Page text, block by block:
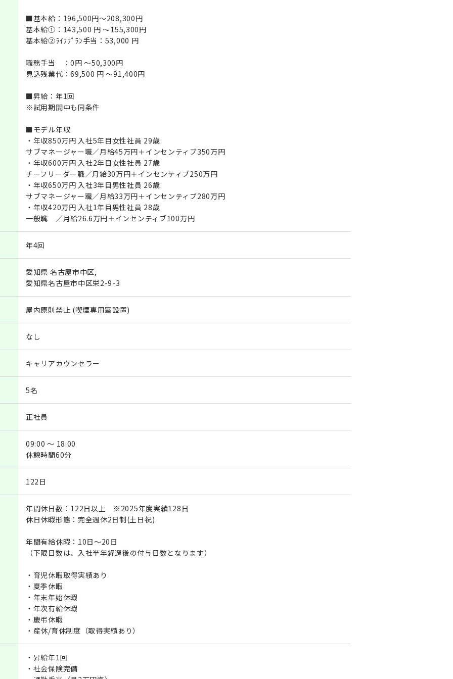
■基本給：196,500円～208,300円
基本給①：143,500 円 ～155,300円
基本給②ﾗｲﾌﾌﾟﾗﾝ手当：53,000 円
職務手当 ：0円 ～50,300円
見込残業代：69,500 円 ～91,400円
■昇給：年1回
※試用期間中も同条件
■モデル年収
・年収850万円 入社5年目女性社員 29歳
サブマネージャー職／月給45万円＋インセンティブ350万円
・年収600万円 入社2年目女性社員 27歳
チーフリーダー職／月給30万円＋インセンティブ250万円
・年収650万円 入社3年目男性社員 26歳
サブマネージャー職／月給33万円＋インセンティブ280万円
・年収420万円 入社1年目男性社員 28歳
一般職 ／月給26.6万円＋インセンティブ100万円
年4回
愛知県 名古屋市中区,
愛知県名古屋市中区栄2-9-3
屋内原則禁止 (喫煙専用室設置)
なし
キャリアカウンセラー
5名
正社員
09:00 ～ 18:00
休憩時間60分
122日
年間休日数：122日以上 ※2025年度実績128日
休日休暇形態：完全週休2日制(土日祝)
年間有給休暇：10日～20日
（下限日数は、入社半年経過後の付与日数となります）
・育児休暇取得実績あり
・夏季休暇
・年末年始休暇
・年次有給休暇
・慶弔休暇
・産休/育休制度（取得実績あり）
・昇給年1回
・社会保険完備